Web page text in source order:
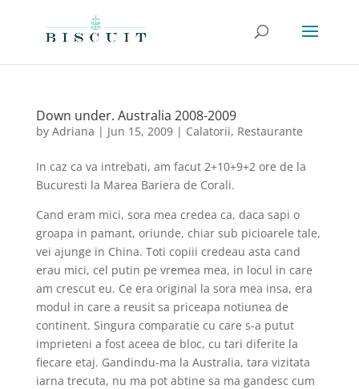
Down under. Australia 2008-2009
by Adriana | Jun 15, 2009| Calatorii, Restaurante
In caz ca va intrebati, am facut 2+10+9+2 ore de la
Bucuresti la Marea Bariera de Corali.
Cand eram mici, sora mea credea ca, daca sapi o
groapa in pamant, oriunde, chiar sub picioarele tale,
vei ajunge in China. Toti copiii credeau asta cand
erau mici, cel putin pe vremea mea, in locul in care
am crescut eu. Ce era original la sora mea insa, era
modul in care a reusit sa priceapa notiunea de
continent. Singura comparatie cu care s-a putut
imprieteni a fost aceea de bloc, cu tari diferite la
fiecare etaj. Gandindu-ma la Australia, tara vizitata
iarna trecuta, nu ma pot abtine sa ma gandesc cum